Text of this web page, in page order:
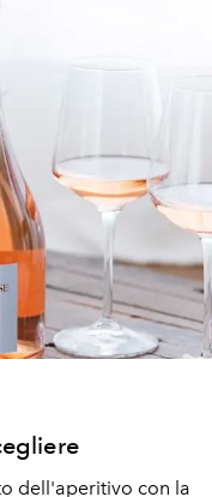
dell'aperitivo con la